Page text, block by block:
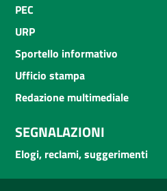
PEC
URP
Sportello informativo
Ufficio stampa
Redazione multimediale
SEGNALAZIONI
Elogi, reclami, suggerimenti